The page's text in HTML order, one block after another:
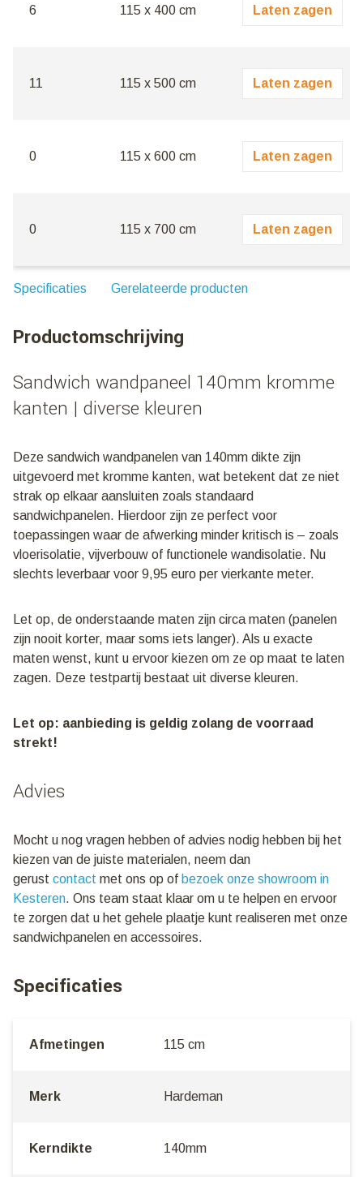
6 115 x 400 cm Laten zagen
11 115 x 500 cm Laten zagen
0 115 x 600 cm Laten zagen
0 115 x 700 cm Laten zagen
Specificaties Gerelateerde producten
Productomschrijving
Sandwich wandpaneel 140mm kromme
kanten | diverse kleuren
Deze sandwich wandpanelen van 140mm dikte zijn
uitgevoerd met kromme kanten, wat betekent dat ze niet
strak op elkaar aansluiten zoals standaard
sandwichpanelen. Hierdoor zijn ze perfect voor
toepassingen waar de afwerking minder kritisch is – zoals
vloerisolatie, vijverbouw of functionele wandisolatie. Nu
slechts leverbaar voor 9,95 euro per vierkante meter.
Let op, de onderstaande maten zijn circa maten (panelen
zijn nooit korter, maar soms iets langer). Als u exacte
maten wenst, kunt u ervoor kiezen om ze op maat te laten
zagen. Deze testpartij bestaat uit diverse kleuren.
Let op: aanbieding is geldig zolang de voorraad
strekt!
Advies
Mocht u nog vragen hebben of advies nodig hebben bij het
kiezen van de juiste materialen, neem dan
gerust contact met ons op of bezoek onze showroom in
Kesteren. Ons team staat klaar om u te helpen en ervoor
te zorgen dat u het gehele plaatje kunt realiseren met onze
sandwichpanelen en accessoires.
Specificaties
Afmetingen 115 cm
Merk Hardeman
Kerndikte 140mm